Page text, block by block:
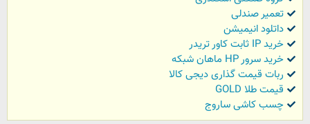
تعمیر صندلی
داتلود انیمیشن
خرید IP ثابت کاور تریدر
خرید سرور HP ماهان شبکه
ربات قیمت گذاری دیجی کالا
قیمت طلا GOLD
چسب کاشی ساروج